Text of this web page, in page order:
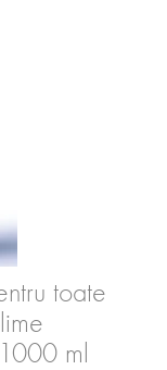
toate
ml